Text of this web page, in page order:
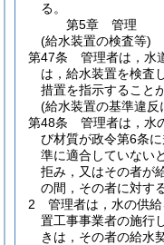
る。
第5章
管理
(給水装置の検査等)
第47条
管理者は，水
は，給水装置を検査
措置を指示すること
(給水装置の基準違反
第48条
管理者は，水
び材質が政令第6条
準に適合していない
拒み，又はその者が
の間，その者に対す
2
管理者は，水の供
置工事事業者の施行
きは，その者の給水